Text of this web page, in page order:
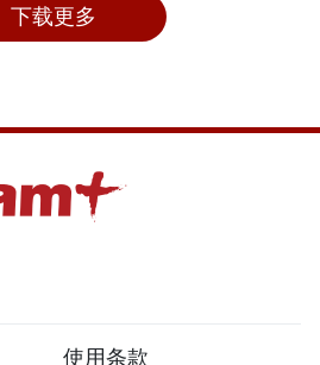
下载更多
使用条款